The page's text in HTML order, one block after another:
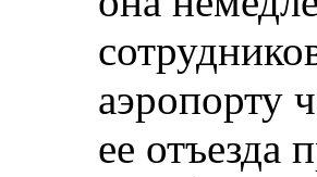
аэропорту
ее